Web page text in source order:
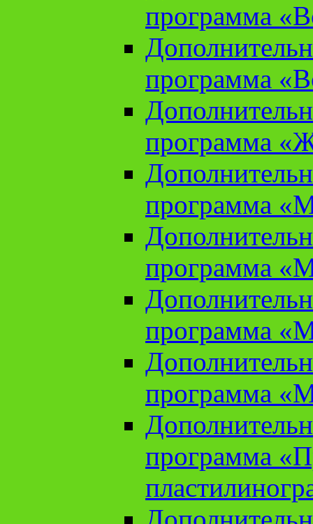
программа
программа
программа
программа
программа
программа
программа
программа